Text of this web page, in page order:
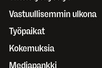
Vastuullisemmin ulkona
Työpaikat
Kokemuksia
Mediapankki